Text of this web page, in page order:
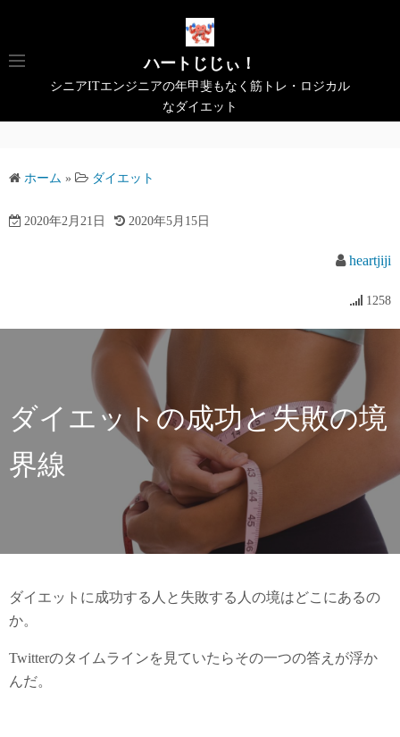
テ
キ
プ
ハートじじぃ！
シニアITエンジニアの年甲斐もなく筋トレ・ロジカル
なダイエット
ホーム » ダイエット
2020年2月21日 2020年5月15日
heartjiji
1258
ダイエットの成功と失敗の境
界線
ダイエットに成功する人と失敗する人の境はどこにあるの
か。
Twitterのタイムラインを見ていたらその一つの答えが浮か
んだ。